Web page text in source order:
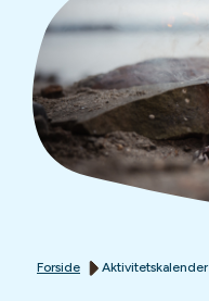
Forside Aktivitetskalender